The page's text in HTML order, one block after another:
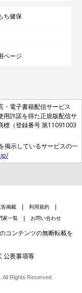
ち健保
ページ
・電子書籍配信サービス
用許諾を得た正規版配信サ
標（登録番号 第11091003
掲示しているサービスの一
告掲載
利用規約
家一覧 お問い合わせ
コンテンツの無断転載を
公表事項等
Rights Reserved.